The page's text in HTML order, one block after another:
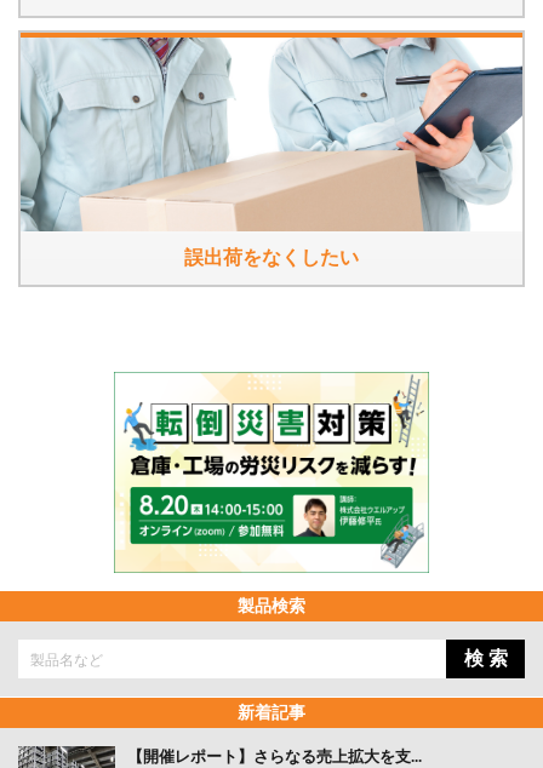
製品検索
検 索
新着記事
【開催レポート】さらなる売上拡大を支...
誤出荷をなくしたい